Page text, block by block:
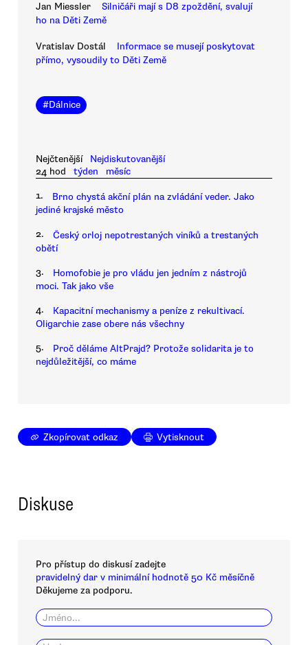
Jan Miessler
Silničáři mají s D8 zpoždění, svalují
ho na Děti Země
Vratislav Dostál
Informace se musejí poskytovat
přímo, vysoudily to Děti Země
#Dálnice
Nejčtenější
Nejdiskutovanější
24 hod
týden měsíc
1.
Brno chystá akční plán na zvládání veder. Jako
jediné krajské město
2.
Český orloj nepotrestaných viníků a trestaných
obětí
3.
Homofobie je pro vládu jen jedním z nástrojů
moci. Tak jako vše
4.
Kapacitní mechanismy a peníze z rekultivací.
Oligarchie zase obere nás všechny
5.
Proč děláme AltPrajd? Protože solidarita je to
nejdůležitější, co máme
Zkopírovat odkaz Vytisknout
Diskuse
Pro přístup do diskusí zadejte
pravidelný dar v minimální hodnotě 50 Kč měsíčně
Děkujeme za podporu.